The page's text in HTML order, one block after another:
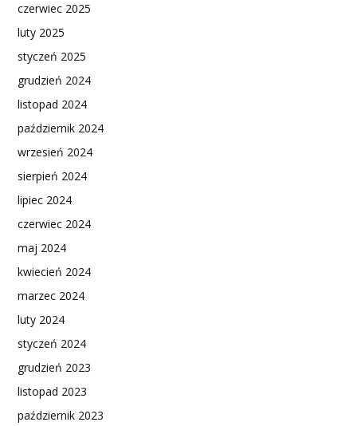
czerwiec 2025
luty 2025
styczeń 2025
grudzień 2024
listopad 2024
październik 2024
wrzesień 2024
sierpień 2024
lipiec 2024
czerwiec 2024
maj 2024
kwiecień 2024
marzec 2024
luty 2024
styczeń 2024
grudzień 2023
listopad 2023
październik 2023